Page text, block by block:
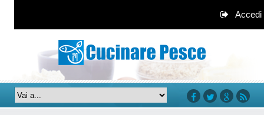
Accedi